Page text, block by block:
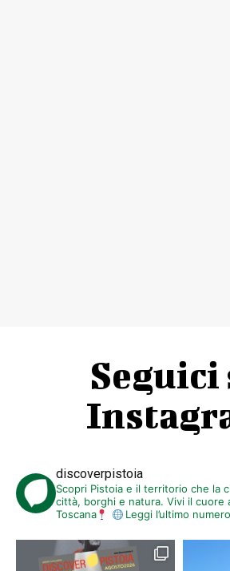
Seguici
discoverpistoia
Scopri Pistoia e il territorio che la
città, borghi e natura. Vivi il cuore
Toscana
Leggi l’ultimo numero